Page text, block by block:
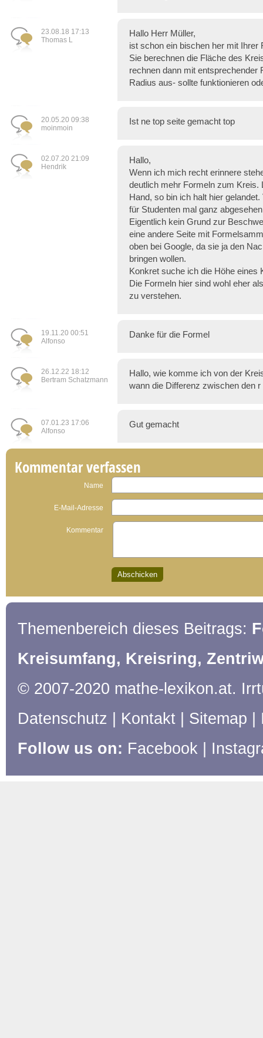
23.08.18 17:13
Thomas L
Hallo Herr Müller,
ist schon ein bischen her mit Ihrer
Sie berechnen die Fläche des
rechnen dann mit entsprechender
Radius aus- sollte funktionieren
20.05.20 09:38
moinmoin
Ist ne top seite gemacht top
02.07.20 21:09
Hendrik
Hallo,
Wenn ich mich recht erinnere
deutlich mehr Formeln zum Kreis.
Hand, so bin ich halt hier
für Studenten mal ganz
Eigentlich kein Grund zur
eine andere Seite mit
oben bei Google, da sie ja den
bringen wollen.
Konkret suche ich die Höhe eines
Die Formeln hier sind wohl eher
zu verstehen.
19.11.20 00:51
Alfonso
Danke für die Formel
26.12.22 18:12
Bertram Schatzmann
Hallo, wie komme ich von der
wann die Differenz zwischen den
07.01.23 17:06
Alfonso
Gut gemacht
Kommentar verfassen
Name
E-Mail-Adresse
Kommentar
Themenbereich dieses Beitrags:
Kreisumfang, Kreisring,
© 2007-2020 mathe-lexikon.at.
Datenschutz
Kontakt Sitemap
Follow us on: Facebook